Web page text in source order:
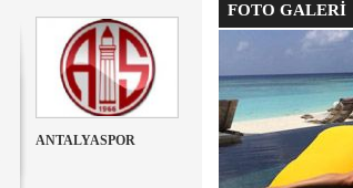
ANTALYASPOR
FOTO GALERİ